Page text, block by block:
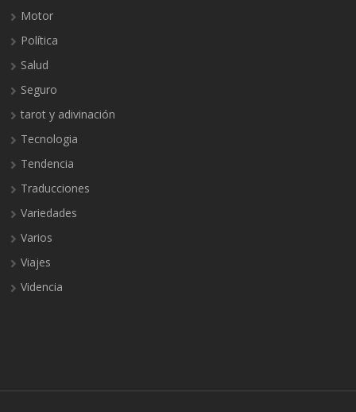
Motor
Política
Salud
Seguro
tarot y adivinación
Tecnologia
Tendencia
Traducciones
Variedades
Varios
Viajes
Videncia